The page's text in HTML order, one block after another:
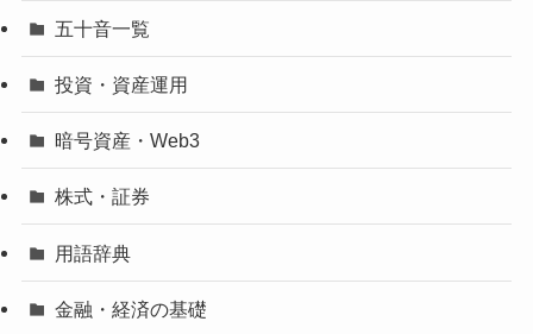
五十音一覧
投資・資産運用
暗号資産・Web3
株式・証券
用語辞典
金融・経済の基礎